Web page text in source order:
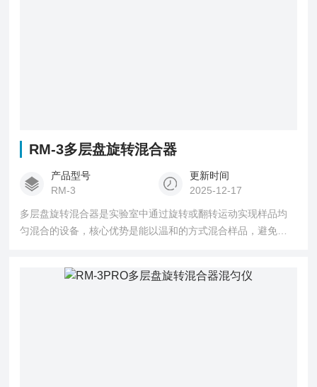
RM-3多层盘旋转混合器
产品型号
RM-3
更新时间
2025-12-17
多层盘旋转混合器是实验室中通过旋转或翻转运动实现样品均
匀混合的设备，核心优势是能以温和的方式混合样品，避免机